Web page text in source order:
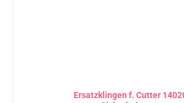
Ersatzklingen f. Cutter